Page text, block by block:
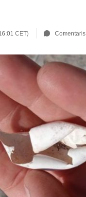
CET) Comentaris